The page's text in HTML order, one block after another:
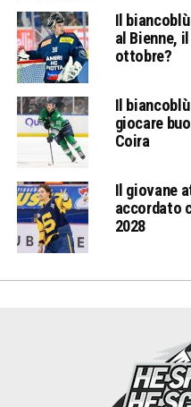
Il
al Bienne,
ottobre?
Il
giocare
Coira
Il giovane
accordato
2028